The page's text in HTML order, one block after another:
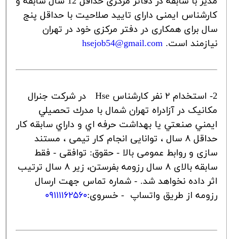
کارشناس ایمنی دارای تایید صلاحیت با حداقل پنج
سال برای همکاری در دفتر مرکزی خود در تهران
نیازمند است. hsejob54@gmail.com
2- استخدام ۲ نفر کارشناس Hseدر شرکت جنرال
مکانیک در آزادراه تهران شمال با مدرك تحصيلي
ايمني صنعتي يا بهداشت حرفه اي و داراي سابقه كار
حداقل ۸ سال ، توانایی انجام کار تیمی ، مستند
سازی و روابط عمومی بالا - حقوق: توافقی - فقط
سابقه بالای ۸ سال رزومه بفرستن، زیر ۸ سال ترتیب
اثر داده نخواهد شد. - شماره تماس جهت ارسال
رزومه از طریق واتساپ - خسروی:۰۹۱۱۱۱۶۲۵۶۰